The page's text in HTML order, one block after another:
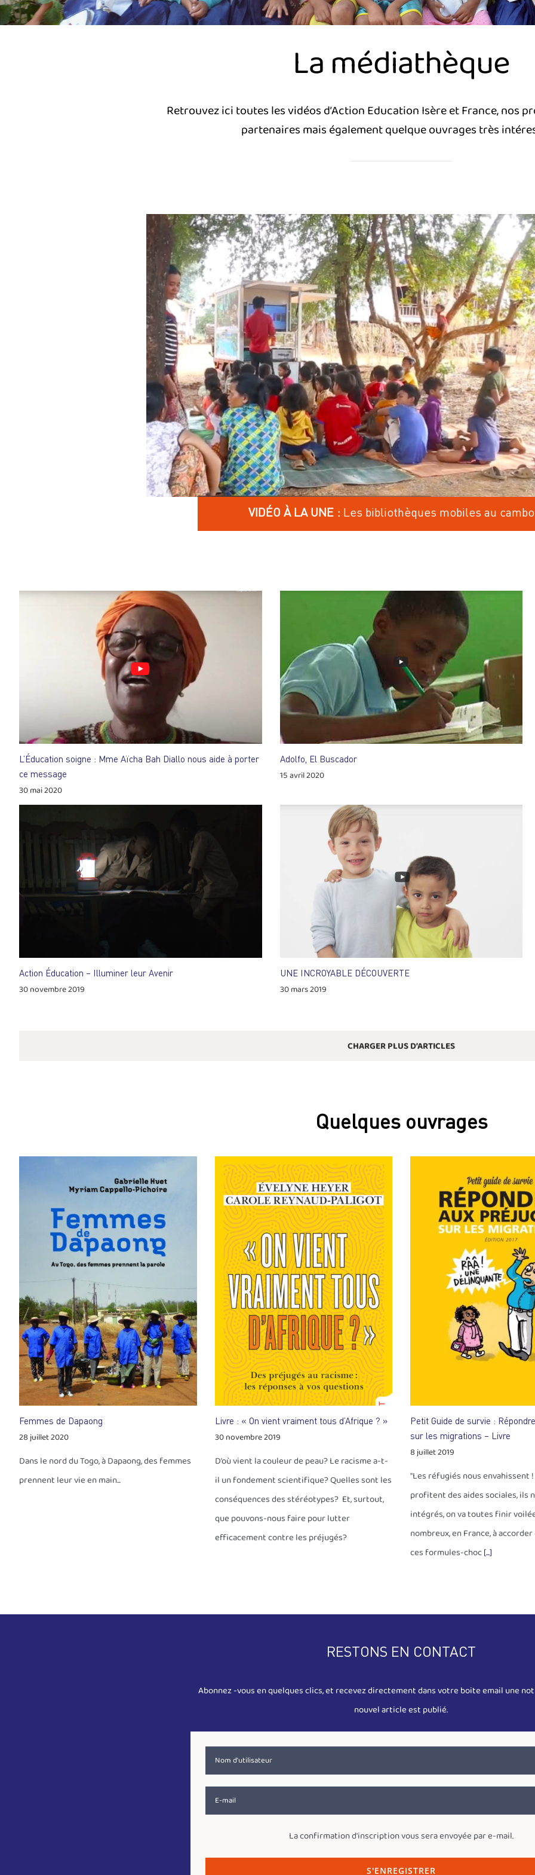
La médiathèque
Retrouvez ici toutes les vidéos d’Action Education Isère et France, nos
partenaires mais également quelque ouvrages très
Les bibliothèques mobiles au
L’Éducation soigne : Mme Aïcha Bah Diallo nous aide à porter
ce message
30 mai 2020
Adolfo, El Buscador
15 avril 2020
Action Éducation – Illuminer leur Avenir
30 novembre 2019
UNE INCROYABLE DÉCOUVERTE
30 mars 2019
CHARGER PLUS D’ARTICLES
Quelques ouvrages
Femmes de Dapaong
28 juillet 2020
Dans le nord du Togo, à Dapaong, des femmes
prennent leur vie en main...
Livre : « On vient vraiment tous d’Afrique ? »
30 novembre 2019
D’où vient la couleur de peau? Le racisme a-t-
il un fondement scientifique? Quelles sont les
conséquences des stéréotypes? Et, surtout,
que pouvons-nous faire pour lutter
efficacement contre les préjugés?
Petit Guide de survie :
sur les migrations – Livre
8 juillet 2019
"Les réfugiés nous envahissent
profitent des aides sociales, ils
intégrés, on va toutes finir
nombreux, en France, à
ces formules-choc[...]
RESTONS EN CONTACT
Abonnez -vous en quelques clics, et recevez directement dans votre boite email une
nouvel article est publié.
La confirmation d'inscription vous sera envoyée par e-mail.
S'ENREGISTRER